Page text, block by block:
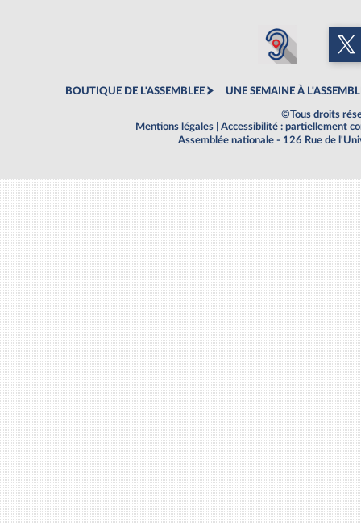
BOUTIQUE DE L'ASSEMBLEE UNE SEMAINE À
©Tous droits
Mentions légales
Accessibilité : partiellement
Assemblée nationale - 126 Rue de